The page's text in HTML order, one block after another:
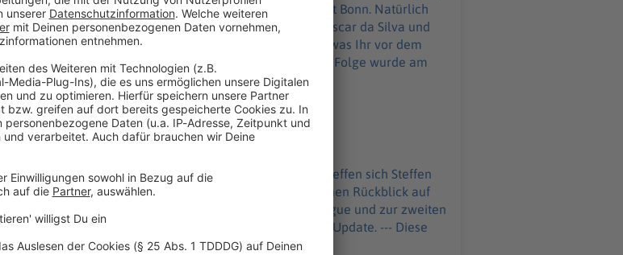
schon mal vor Ort und schauen voraus auf das Duell mit Bonn. Natürlich
auf die Serie gegen Trier, ein verdientes Lob für Oscar da Silva und
der EuroLeague und zur zweiten Halbfinalserie. Alles, was Ihr vor dem
FCBB OPEN COURT - das Update. --- Diese Folge wurde am
28.05.2026 aufgenommen. Technik: Martin Vogel Leitung: Andreas Burkert
im SAP Garden gegen die Telekom Baskets geht, treffen sich Steffen
das Duell mit Bonn. Natürlich gibt es auch einen kleinen Rückblick auf
Silva und kleine Ausflüge zum Final Four der EuroLeague und zur zweiten
in der neuen Folge FCBB OPEN COURT - das Update. --- Diese
Folge wurde am 28.05.2026 aufgenommen. Technik: Martin Vogel Leitung: Andreas Burkert